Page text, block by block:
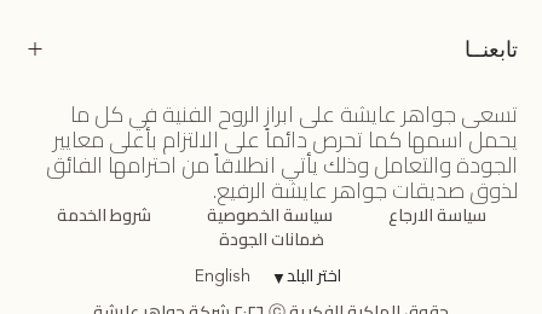
تابعنــا
تسعى جواهر عايشة على ابراز الروح الفنية في كل ما
يحمل اسمها كما تحرص دائماً على الالتزام بأعلى معايير
الجودة والتعامل وذلك يأتي انطلاقاً من احترامها الفائق
لذوق صديقات جواهر عايشة الرفيع.
سياسة الارجاع سياسة الخصوصية شروط الخدمة
ضمانات الجودة
اختر البلد▼
English